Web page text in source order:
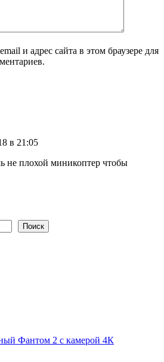
и адрес сайта в этом браузере для
в 21:05
не плохой миникоптер чтобы
Поиск
Фантом 2 с камерой 4К